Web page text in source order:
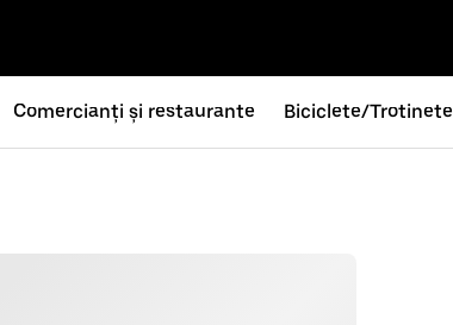
Comercianți și restaurante Biciclete/Trotinete